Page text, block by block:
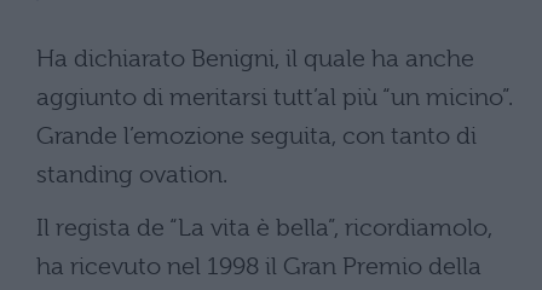
Ha dichiarato Benigni, il quale ha anche
aggiunto di meritarsi tutt’al più “un micino”.
Grande l’emozione seguita, con tanto di
standing ovation.
Il regista de “La vita è bella”, ricordiamolo,
ha ricevuto nel 1998 il Gran Premio della